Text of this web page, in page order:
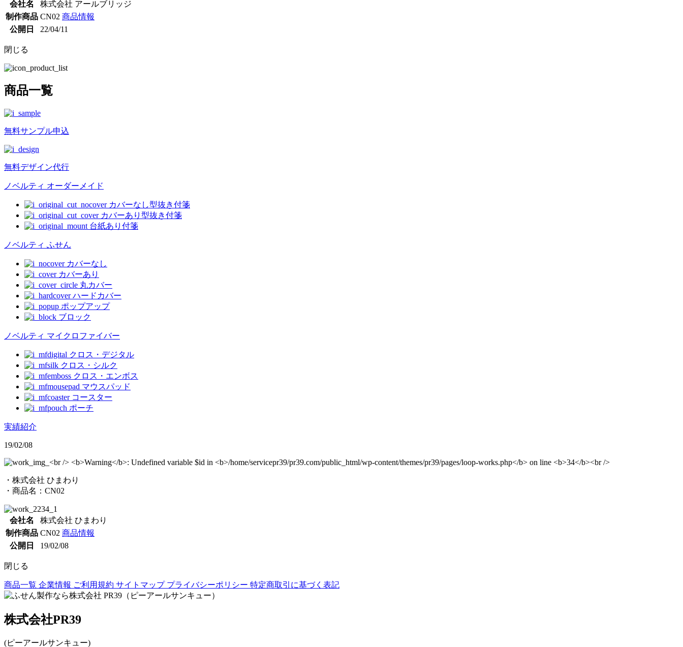
会社名
株式会社 アールブリッジ
制作商品 CN02 商品情報
公開日
22/04/11
閉じる
商品一覧
無料サンプル申込
無料デザイン代行
ノベルティ オーダーメイド
カバーなし型抜き付箋
カバーあり型抜き付箋
台紙あり付箋
ノベルティ ふせん
カバーなし
カバーあり
丸カバー
ハードカバー
ポップアップ
ブロック
ノベルティ マイクロファイバー
クロス・デジタル
クロス・シルク
クロス・エンボス
マウスパッド
コースター
ポーチ
実績紹介
19/02/08
・株式会社 ひまわり
・商品名：CN02
会社名
株式会社 ひまわり
制作商品 CN02 商品情報
公開日
19/02/08
閉じる
商品一覧 企業情報 ご利用規約 サイトマップ プライバシーポリシー 特定商取引に基づく表記
株式会社PR39
(ピーアールサンキュー)